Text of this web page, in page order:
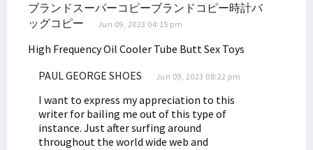
ブランドスーパーコピーブランドコピー時計バ
ッグコピー
Jun 09, 2023 04:15 pm
High Frequency Oil Cooler Tube Butt Sex Toys
PAUL GEORGE SHOES
Jun 09, 2023 08:22 pm
I want to express my appreciation to this
writer for bailing me out of this type of
instance. Just after surfing around
throughout the world wide web and